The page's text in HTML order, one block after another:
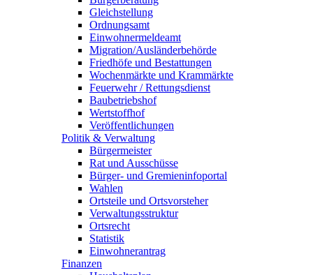
Gleichstellung
Ordnungsamt
Einwohnermeldeamt
Migration/Ausländerbehörde
Friedhöfe und Bestattungen
Wochenmärkte und Krammärkte
Feuerwehr / Rettungsdienst
Baubetriebshof
Wertstoffhof
Veröffentlichungen
Politik & Verwaltung
Bürgermeister
Rat und Ausschüsse
Bürger- und Gremieninfoportal
Wahlen
Ortsteile und Ortsvorsteher
Verwaltungsstruktur
Ortsrecht
Statistik
Einwohnerantrag
Finanzen